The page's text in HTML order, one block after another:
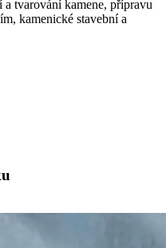
a tvarování kamene, přípravu
kamenické stavební a